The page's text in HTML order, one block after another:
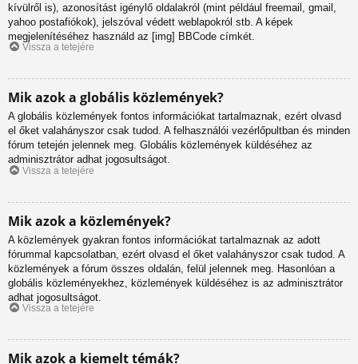
kívülről is), azonosítást igénylő oldalakról (mint például freemail, gmail,
yahoo postafiókok), jelszóval védett weblapokról stb. A képek
megjelenítéséhez használd az [img] BBCode címkét.
Vissza a tetejére
Mik azok a globális közlemények?
A globális közlemények fontos információkat tartalmaznak, ezért olvasd
el őket valahányszor csak tudod. A felhasználói vezérlőpultban és minden
fórum tetején jelennek meg. Globális közlemények küldéséhez az
adminisztrátor adhat jogosultságot.
Vissza a tetejére
Mik azok a közlemények?
A közlemények gyakran fontos információkat tartalmaznak az adott
fórummal kapcsolatban, ezért olvasd el őket valahányszor csak tudod. A
közlemények a fórum összes oldalán, felül jelennek meg. Hasonlóan a
globális közleményekhez, közlemények küldéséhez is az adminisztrátor
adhat jogosultságot.
Vissza a tetejére
Mik azok a kiemelt témák?